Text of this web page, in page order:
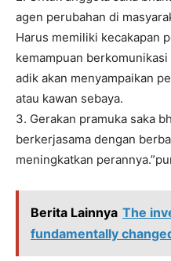
agen perubahan di
Harus memiliki kecakapan
kemampuan
adik akan menyampaikan
atau kawan sebaya.
3. Gerakan pramuka saka
berkerjasama dengan
meningkatkan
Berita Lainnya The
fundamentally